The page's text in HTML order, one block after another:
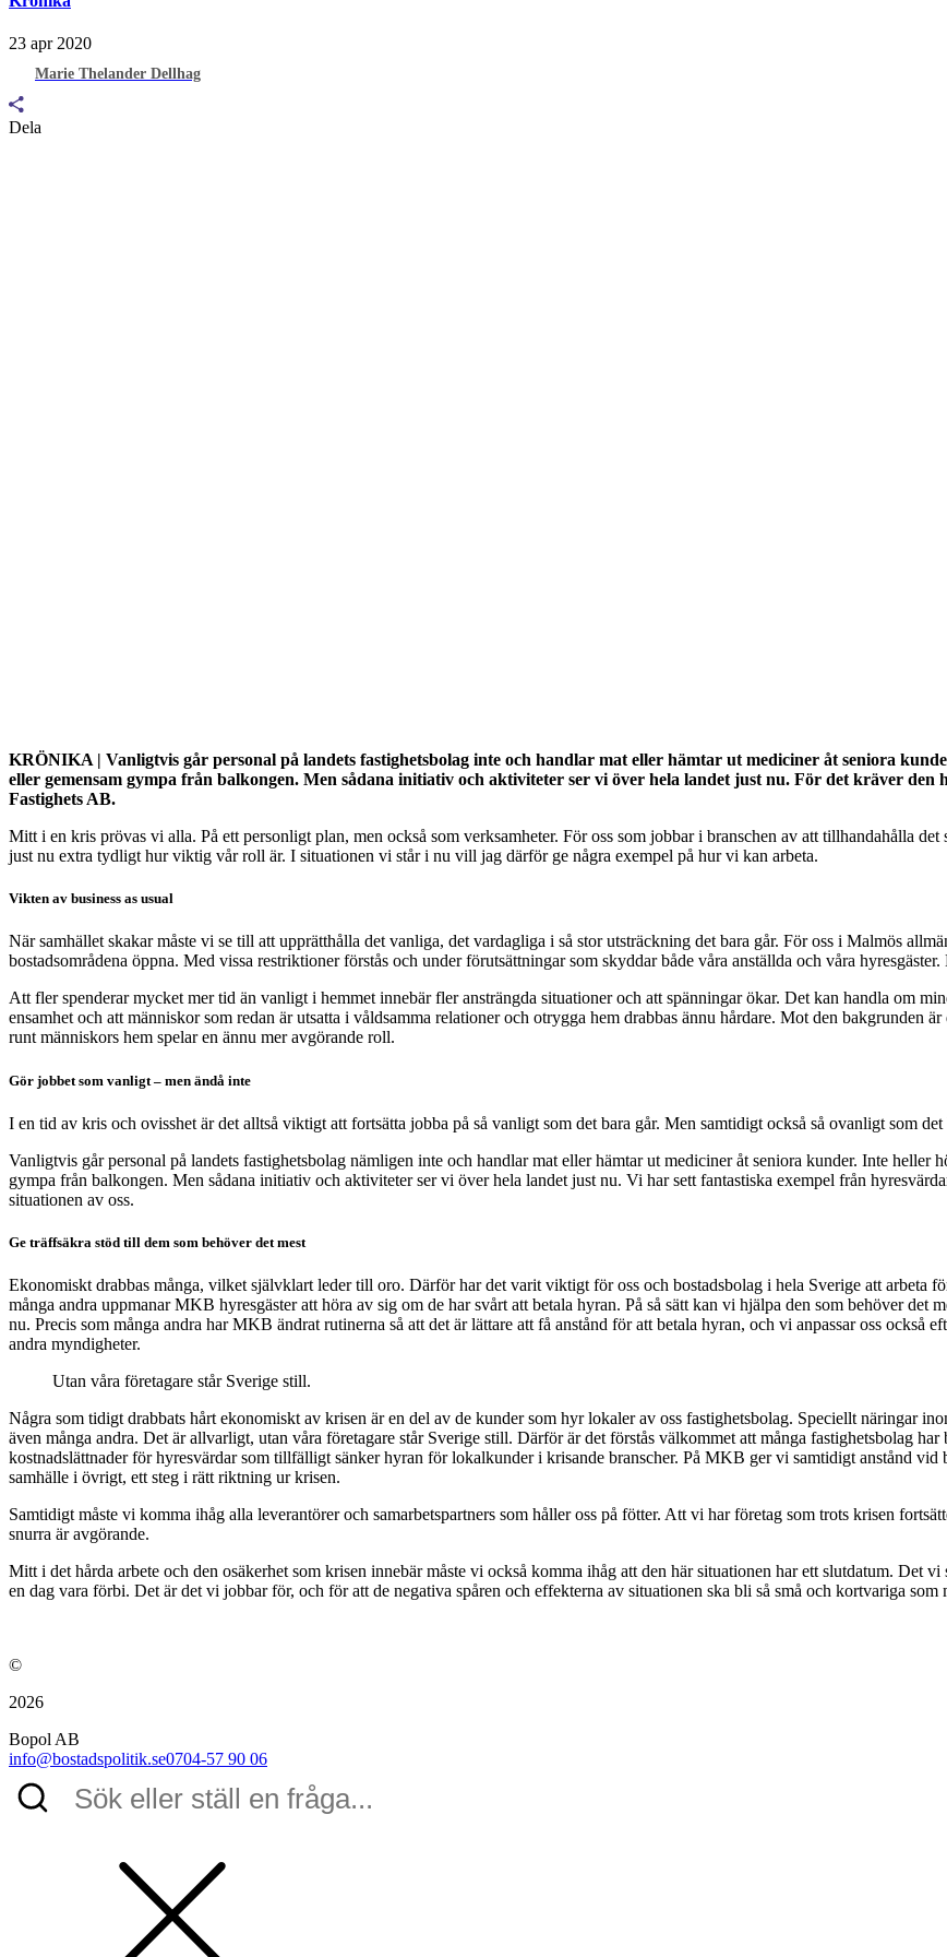
23 apr 2020
Marie Thelander Dellhag
Dela
KRÖNIKA | Vanligtvis går personal på landets fastighetsbolag inte och handlar mat eller hämtar ut mediciner åt seniora
eller gemensam gympa från balkongen. Men sådana initiativ och aktiviteter ser vi över hela landet just nu. För det kräver
Fastighets AB.
Mitt i en kris prövas vi alla. På ett personligt plan, men också som verksamheter. För oss som jobbar i branschen av att tillhandahålla
just nu extra tydligt hur viktig vår roll är. I situationen vi står i nu vill jag därför ge några exempel på hur vi kan arbeta.
Vikten av business as usual
När samhället skakar måste vi se till att upprätthålla det vanliga, det vardagliga i så stor utsträckning det bara går. För oss i Malmös
bostadsområdena öppna. Med vissa restriktioner förstås och under förutsättningar som skyddar både våra anställda och våra
Att fler spenderar mycket mer tid än vanligt i hemmet innebär fler ansträngda situationer och att spänningar ökar. Det kan handla om
ensamhet och att människor som redan är utsatta i våldsamma relationer och otrygga hem drabbas ännu hårdare. Mot den bakgrunden
runt människors hem spelar en ännu mer avgörande roll.
Gör jobbet som vanligt – men ändå inte
I en tid av kris och ovisshet är det alltså viktigt att fortsätta jobba på så vanligt som det bara går. Men samtidigt också så ovanligt som det
Vanligtvis går personal på landets fastighetsbolag nämligen inte och handlar mat eller hämtar ut mediciner åt seniora kunder. Inte heller
gympa från balkongen. Men sådana initiativ och aktiviteter ser vi över hela landet just nu. Vi har sett fantastiska exempel från
situationen av oss.
Ge träffsäkra stöd till dem som behöver det mest
Ekonomiskt drabbas många, vilket självklart leder till oro. Därför har det varit viktigt för oss och bostadsbolag i hela Sverige att arbeta
många andra uppmanar MKB hyresgäster att höra av sig om de har svårt att betala hyran. På så sätt kan vi hjälpa den som behöver det
nu. Precis som många andra har MKB ändrat rutinerna så att det är lättare att få anstånd för att betala hyran, och vi anpassar oss också
andra myndigheter.
Utan våra företagare står Sverige still.
Några som tidigt drabbats hårt ekonomiskt av krisen är en del av de kunder som hyr lokaler av oss fastighetsbolag. Speciellt näringar
även många andra. Det är allvarligt, utan våra företagare står Sverige still. Därför är det förstås välkommet att många fastighetsbolag
kostnadslättnader för hyresvärdar som tillfälligt sänker hyran för lokalkunder i krisande branscher. På MKB ger vi samtidigt anstånd
samhälle i övrigt, ett steg i rätt riktning ur krisen.
Samtidigt måste vi komma ihåg alla leverantörer och samarbetspartners som håller oss på fötter. Att vi har företag som trots krisen
snurra är avgörande.
Mitt i det hårda arbete och den osäkerhet som krisen innebär måste vi också komma ihåg att den här situationen har ett slutdatum. Det
en dag vara förbi. Det är det vi jobbar för, och för att de negativa spåren och effekterna av situationen ska bli så små och kortvariga som
©
2026
Bopol AB
info@bostadspolitik.se0704-57 90 06